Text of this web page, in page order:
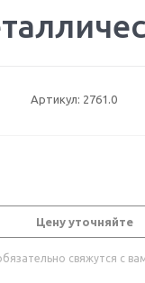
Артикул: 2761.0
Цену уточняйте
свяжутся с